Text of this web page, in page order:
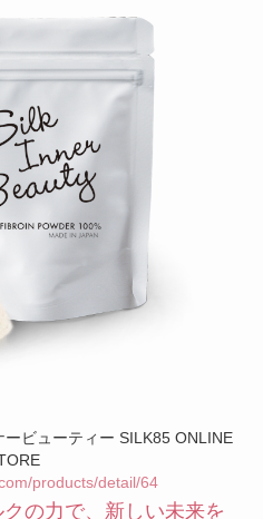
ビューティー SILK85 ONLINE
products/detail/64
の力で、新しい未来を